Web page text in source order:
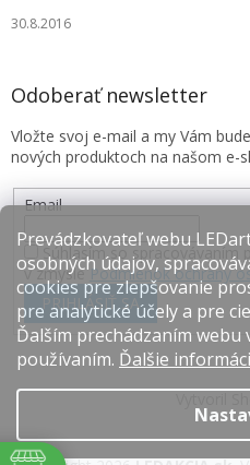
Prevádzkovateľ webu
osobných údajov,
cookies pre zlepšovanie
pre analytické účely a pre
Ďalším prechádzaním webu
používaním. Ďalšie
30.8.2016
Odoberať newsletter
Vložte svoj e-mail a my Vám
nových produktoch na našom e-
Email
Súhlasím so spracovávaním
v zmysle Podmienok ochrany
PRIHLÁSIŤ SA